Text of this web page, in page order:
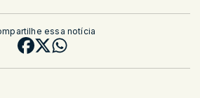
essa notícia